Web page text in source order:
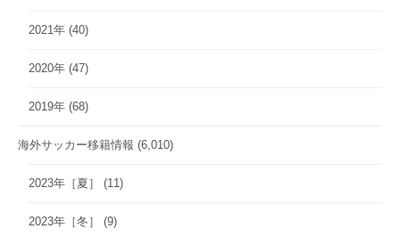
2021年 (40)
2020年 (47)
2019年 (68)
海外サッカー移籍情報 (6,010)
2023年［夏］ (11)
2023年［冬］ (9)